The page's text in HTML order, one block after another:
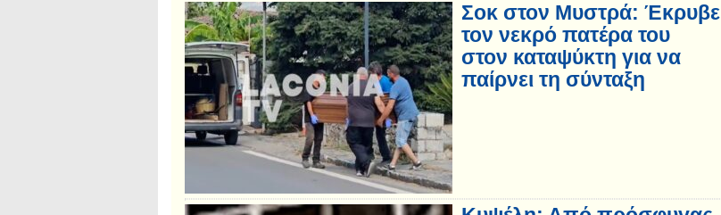
Σοκ στον Μυστρά: Έκρυβε
τον νεκρό πατέρα του
στον καταψύκτη για να
παίρνει τη σύνταξη